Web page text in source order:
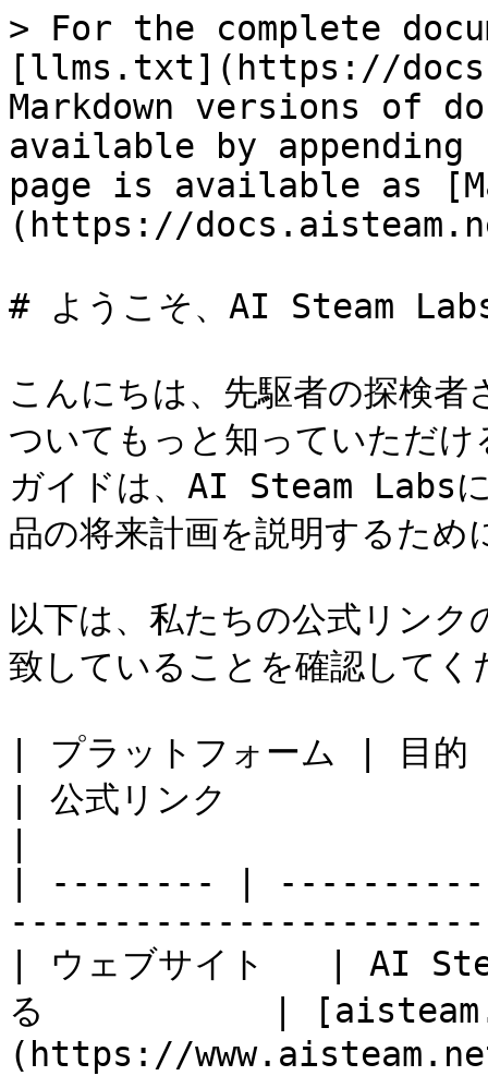
> For the complete
[llms.txt](https://
Markdown versions of
available by
page is available as
(https://
# ようこそ、AI Steam
こんにちは、先駆者の探検
ついてもっと知っていただ
ガイドは、AI Steam Labs
品の将来計画を説明するため
以下は、私たちの公式リンク
致していることを確認してく
| プラットフォーム | 目的
| 公式リンク
| -------- |
| ウェブサイト   | AI
る           |
(https://